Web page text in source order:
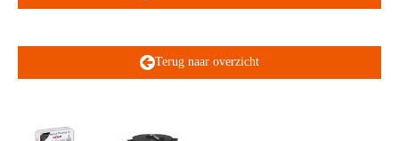
Terug naar overzicht